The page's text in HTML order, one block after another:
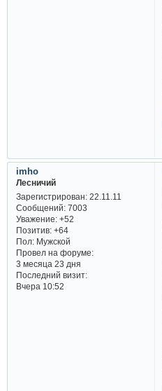
imho
Лесничий
Зарегистрирован: 22.11.11
Сообщений:7003
Уважение: +52
Позитив: +64
Пол:Мужской
Провел на форуме:
3 месяца 23 дня
Последний визит:
Вчера 10:52